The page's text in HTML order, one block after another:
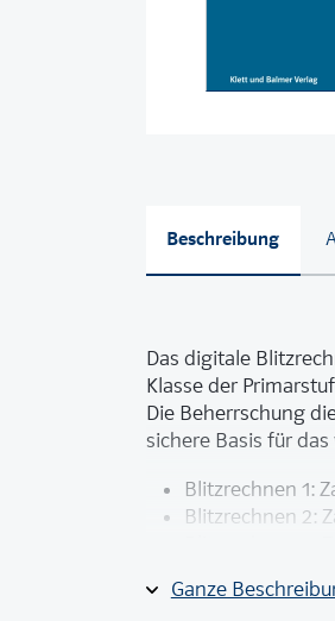
Beschreibung
Ganze
Das digitale
Klasse der
Die Beherrschung
sichere Basis für
Blitzrechnen 1:
Blitzrechnen 2: